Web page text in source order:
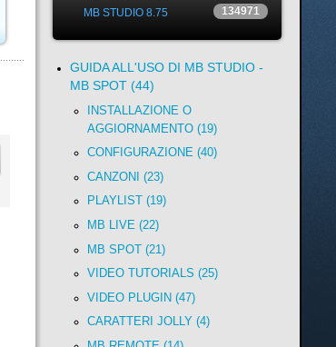
MB STUDIO 8.75
134971
GUIDA ALL'USO DI MB STUDIO -
MB SPOT (44)
INSTALLAZIONE O
AGGIORNAMENTO (19)
CONFIGURAZIONE (40)
CANZONI (23)
PLAYLIST (19)
MB LIVE (22)
MB SPOT (21)
VIDEO TUTORIALS (25)
VIDEO PLUGIN (47)
CARATTERI JOLLY (4)